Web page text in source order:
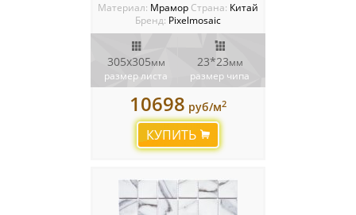
Материал: Мрамор Cтрана: Китай
Бренд: Pixelmosaic
305x305мм
размер листа
23*23мм
размер чипа
10698 руб/м2
КУПИТЬ